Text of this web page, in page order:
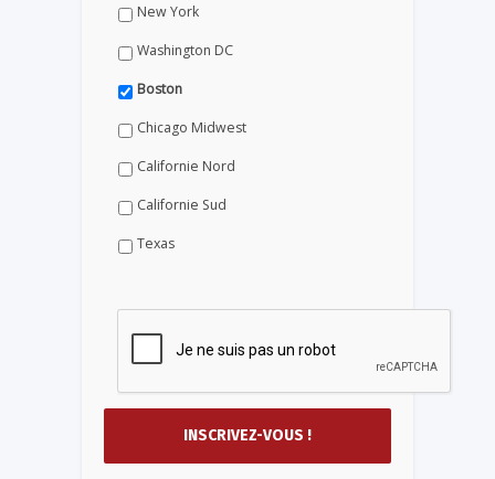
New York
Washington DC
Boston
Chicago Midwest
Californie Nord
Californie Sud
Texas